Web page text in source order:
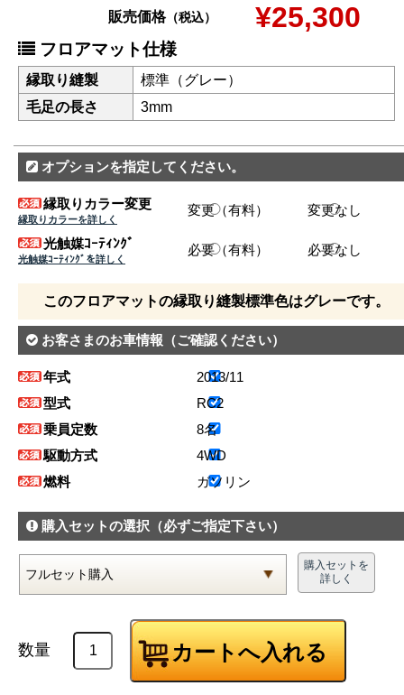
販売価格（税込） ¥25,300
フロアマット仕様
縁取り縫製
標準（グレー）
毛足の長さ
3mm
オプションを指定してください。
縁取りカラー変更
縁取りカラーを詳しく
変更（有料） 変更なし
光触媒ｺｰﾃｨﾝｸﾞ
光触媒ｺｰﾃｨﾝｸﾞを詳しく
必要（有料） 必要なし
このフロアマットの縁取り縫製標準色はグレーです。
お客さまのお車情報 （ご確認ください）
年式
2013/11
型式
RC2
乗員定数
8名
駆動方式
4WD
燃料
ガソリン
購入セットの選択 （必ずご指定下さい）
購入セットを
詳しく
数量